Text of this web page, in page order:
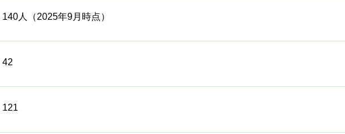
140人（2025年9月時点）
42
121